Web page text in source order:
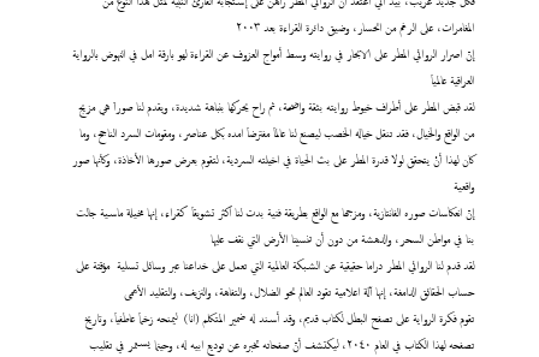
المغامرات، على الرغم من انحسار، وضيق دائرة القراءة بعد ٢٠٠٣
إنّ اصرار الروائي المطر على الابحار في روايته وسط أمواج العزوف عن القراءة لهو بارقة امل في النهوض بالرواية
العراقية عالمياَ
لقد قبض المطر على أطراف خيوط روايته بثقة واضحة، ثم راح يحركها بنباهة شديدة، ويقدم لنا صوراَ هي مزيج
من الواقع والخيال، فقد تنقل خياله الخصب ليصنع لنا عالماَ مفترضاَ امده بكل عناصر، ومقومات السرد الناجح، وما
كان لهذا أنْ يتحقق لولا قدرة المطر على بث الحياة في اخيلته السردية، لتقوم بعرض صورها الأخاذة، وكأنها صور
واقعية
إنّ انعكاسات صوره الفانتازية، ومزجها مع الواقع بطريقة فنية بدت لنا اكثر تشويقاَ كقراء، إنها مخيلة ماسية جالت
بنا في مواطن السحر، والدهشة من دون أن تنسينا الأرض التي نقف عليها
لقد قدم لنا الروائي المطر دراما حقيقية عن الشبكة العالمية التي تعمل على خداعنا عبر وسائل تسلية مؤقتة على
حساب الحقائق الدامغة، إنها آلة اعلامية تقود العالم نحو الضلال، والتفاهة، والنزيف، والتقليد الأعمى
تقوم فكرة الرواية على تصفح البطل لكتاب قديم، وقد أسند له ضمير المتكلم (انا) ليمنحه زخماَ عاطفياَ، وتاريخ
تصفحه لهذا الكتاب في العام ٢٠٤٠، ليكتشف أنّ صفحاته تخبره عن توديع ابيه له، وحينما يستمر في تقليب